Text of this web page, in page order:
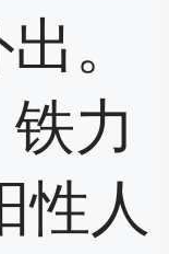
。
力
性人